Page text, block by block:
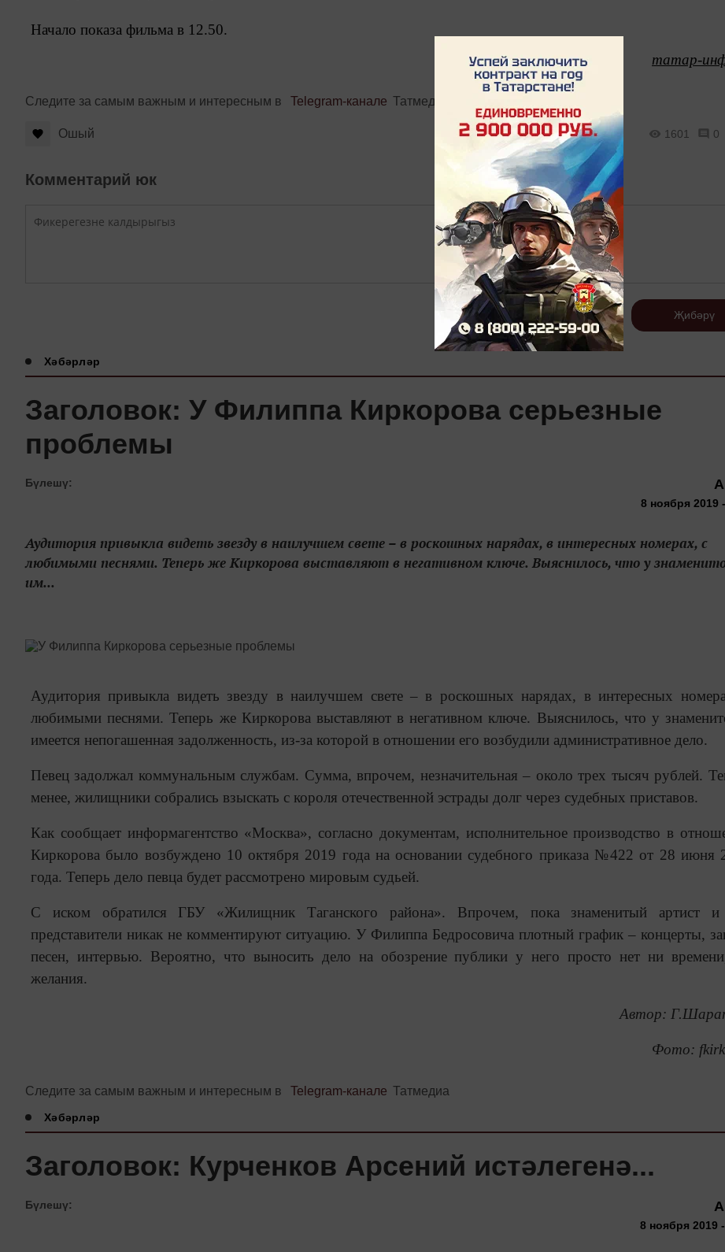
Начало показа фильма в 12.50.
татар-
Следите за самым важным и интересным в Telegram-канале Татмедиа
Ошый 1601 0
Комментарий юк
Теркәлү Җибәрү
Хәбәрләр
Заголовок: У Филиппа Киркорова серьезные
проблемы
Бүлешү:
8 ноября 2019
Аудитория привыкла видеть звезду в наилучшем свете – в роскошных нарядах, в интересных номерах, с
любимыми песнями. Теперь же Киркорова выставляют в негативном ключе. Выяснилось, что у
им...
Аудитория привыкла видеть звезду в наилучшем свете – в роскошных нарядах, в интересных
любимыми песнями. Теперь же Киркорова выставляют в негативном ключе. Выяснилось, что у
имеется непогашенная задолженность, из-за которой в отношении его возбудили административное дело.
Певец задолжал коммунальным службам. Сумма, впрочем, незначительная – около трех тысяч рублей.
менее, жилищники собрались взыскать с короля отечественной эстрады долг через судебных приставов.
Как сообщает информагентство «Москва», согласно документам, исполнительное производство в
Киркорова было возбуждено 10 октября 2019 года на основании судебного приказа №422 от 28 июня
года. Теперь дело певца будет рассмотрено мировым судьей.
С иском обратился ГБУ «Жилищник Таганского района». Впрочем, пока знаменитый артист и
представители никак не комментируют ситуацию. У Филиппа Бедросовича плотный график – концерты,
песен, интервью. Вероятно, что выносить дело на обозрение публики у него просто нет ни
желания.
Автор:
Фото:
Следите за самым важным и интересным в Telegram-канале Татмедиа
Хәбәрләр
Заголовок: Курченков Арсений истәлегенә...
Бүлешү:
8 ноября 2019